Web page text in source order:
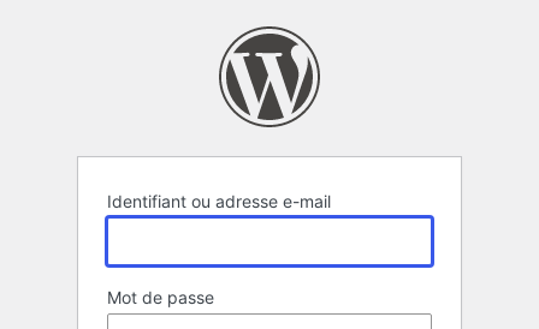
Identifiant ou adresse e-mail
Mot de passe